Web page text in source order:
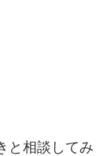
と相談して